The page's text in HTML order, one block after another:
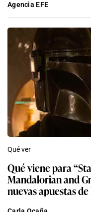
Agencia EFE
Qué ver
Qué viene para
Mandalorian and
nuevas apuestas